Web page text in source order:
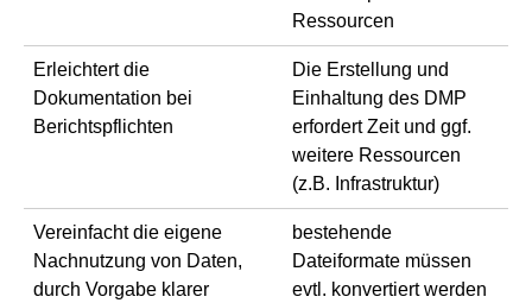
Ressourcen
Erleichtert die
Dokumentation bei
Berichtspflichten
Die Erstellung und
Einhaltung des DMP
erfordert Zeit und ggf.
weitere Ressourcen
(z.B. Infrastruktur)
Vereinfacht die eigene
Nachnutzung von Daten,
durch Vorgabe klarer
bestehende
Dateiformate müssen
evtl. konvertiert werden